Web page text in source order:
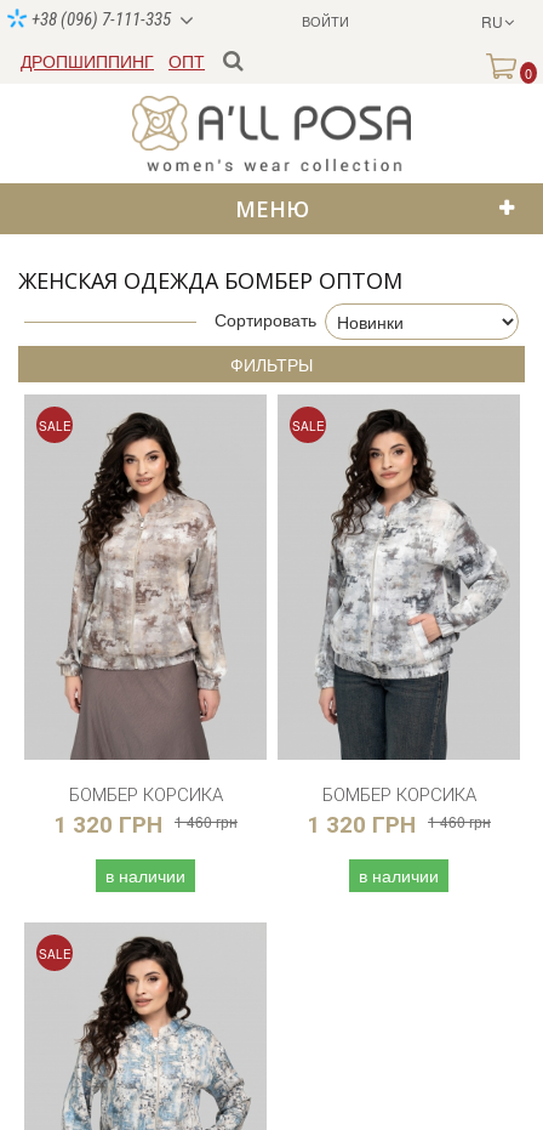
ВОЙТИ RU
+38 (096) 7-111-335
ДРОПШИППИНГ ОПТ
0
МЕНЮ
ЖЕНСКАЯ ОДЕЖДА БОМБЕР ОПТОМ
Сортировать
ФИЛЬТРЫ
SALE
БОМБЕР КОРСИКА
1 320 ГРН 1 460 грн
в наличии
SALE
БОМБЕР КОРСИКА
1 320 ГРН 1 460 грн
в наличии
SALE